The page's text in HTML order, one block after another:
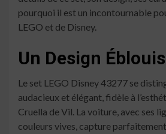
pourquoi il est un incontournable
LEGO et de Disney.
Un Design
Le set LEGO Disney 43277 se
audacieux et élégant, fidèle à
Cruella de Vil. La voiture, avec ses
couleurs vives, capture